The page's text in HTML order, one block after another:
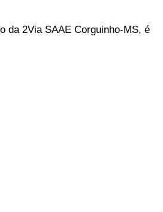
da 2Via SAAE Corguinho-MS, é